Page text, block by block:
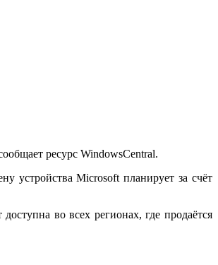
ресурс WindowsCentral.
устройства Microsoft планирует за счёт
во всех регионах, где продаётся